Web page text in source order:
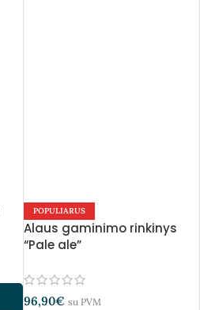
POPULIARUS
Alaus gaminimo rinkinys
“Pale ale”
96,90€ su PVM